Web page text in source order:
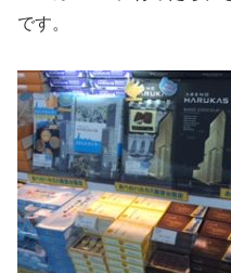
です。